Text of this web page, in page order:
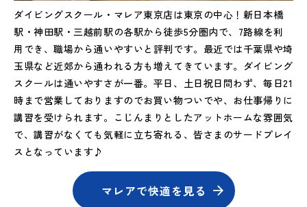
ダイビングスクール・マレア東京店は東京の中心！新日本橋
駅・神田駅・三越前駅の各駅から徒歩5分圏内で、7路線を利
用でき、職場から通いやすいと評判です。最近では千葉県や埼
玉県など近郊から通われる方も増えてきています。ダイビング
スクールは通いやすさが一番。平日、土日祝日問わず、毎日21
時まで営業しておりますのでお買い物ついでや、お仕事帰りに
講習を受けられます。こじんまりとしたアットホームな雰囲気
で、講習がなくても気軽に立ち寄れる、皆さまのサードプレイ
スとなっています♪
マレアで快適を見る